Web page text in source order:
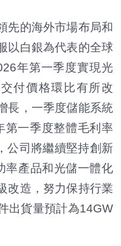
先的海外市場布局和
以白銀為代表的全球
年第一季度實現光
付價格環比有所改
長，一季度儲能系統
第一季度整體毛利率
公司將繼續堅持創新
率產品和光儲一體化
改造，努力保持行業
出貨量預計為14GW